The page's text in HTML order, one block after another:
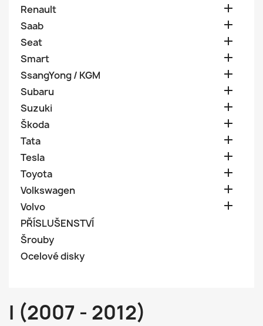
Renault 
Saab 
Seat 
Smart 
SsangYong / KGM 
Subaru 
Suzuki 
Škoda 
Tata 
Tesla 
Toyota 
Volkswagen 
Volvo 
PŘÍSLUŠENSTVÍ
Šrouby
Ocelové disky
I (2007 - 2012)